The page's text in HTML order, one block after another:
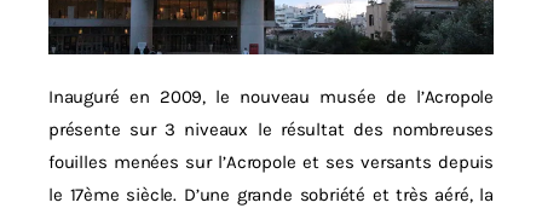
Inauguré en 2009, le nouveau musée de l’Acropole
présente sur 3 niveaux le résultat des nombreuses
fouilles menées sur l’Acropole et ses versants depuis
le 17ème siècle. D’une grande sobriété et très aéré, la